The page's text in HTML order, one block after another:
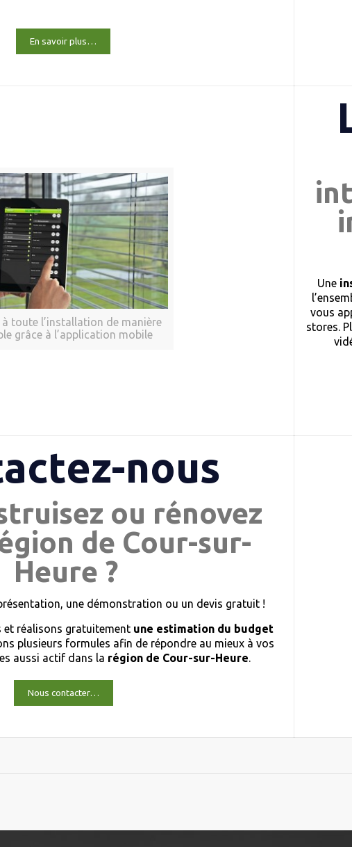
En savoir plus…
à toute l’installation de manière
grâce à l’application mobile
Une
vous
stores.
nous
ou rénovez
de Cour-sur-
Heure ?
une démonstration ou un devis gratuit !
et réalisons gratuitement une estimation du budget
plusieurs formules afin de répondre au mieux à vos
aussi actif dans la région de Cour-sur-Heure.
Nous contacter…